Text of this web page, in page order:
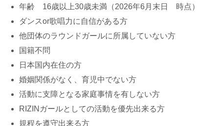
年齢 16歳以上30歳未満（2026年6月末日 時点）
ダンスor歌唱力に自信がある方
他団体のラウンドガールに所属していない方
国籍不問
日本国内在住の方
婚姻関係がなく、育児中でない方
活動に支障となる家庭事情を有しない方
RIZINガールとしての活動を優先出来る方
規程を遵守出来る方